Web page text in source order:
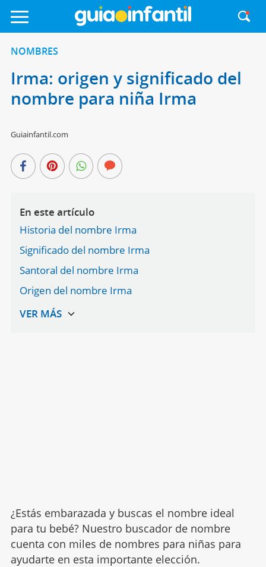
NOMBRES
Irma: origen y significado del
nombre para niña Irma
Guiainfantil.com
En este artículo
Historia del nombre Irma
Significado del nombre Irma
Santoral del nombre Irma
Origen del nombre Irma
¿Estás embarazada y buscas el nombre ideal
para tu bebé? Nuestro buscador de nombre
cuenta con miles de nombres para niñas para
ayudarte en esta importante elección.